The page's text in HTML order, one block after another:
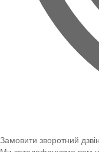
Замовити зворотний